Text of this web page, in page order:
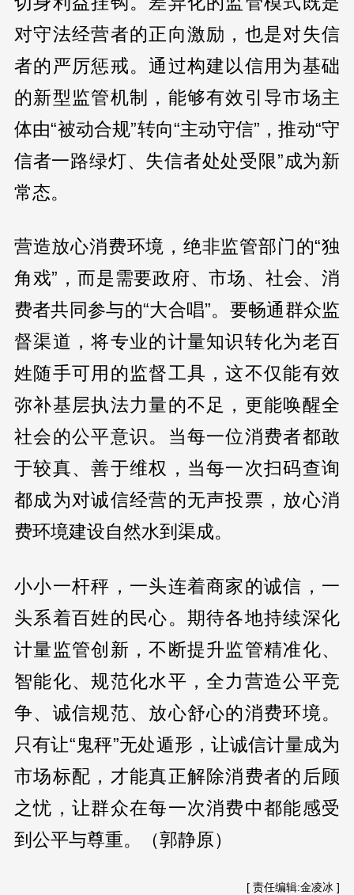
对守法经营者的正向激励，也是对失信
者的严厉惩戒。通过构建以信用为基础
的新型监管机制，能够有效引导市场主
体由“被动合规”转向“主动守信”，推动“守
信者一路绿灯、失信者处处受限”成为新
常态。
营造放心消费环境，绝非监管部门的“独
角戏”，而是需要政府、市场、社会、消
费者共同参与的“大合唱”。要畅通群众监
督渠道，将专业的计量知识转化为老百
姓随手可用的监督工具，这不仅能有效
弥补基层执法力量的不足，更能唤醒全
社会的公平意识。当每一位消费者都敢
于较真、善于维权，当每一次扫码查询
都成为对诚信经营的无声投票，放心消
费环境建设自然水到渠成。
小小一杆秤，一头连着商家的诚信，一
头系着百姓的民心。期待各地持续深化
计量监管创新，不断提升监管精准化、
智能化、规范化水平，全力营造公平竞
争、诚信规范、放心舒心的消费环境。
只有让“鬼秤”无处遁形，让诚信计量成为
市场标配，才能真正解除消费者的后顾
之忧，让群众在每一次消费中都能感受
到公平与尊重。（郭静原）
[ 责任编辑:金凌冰 ]